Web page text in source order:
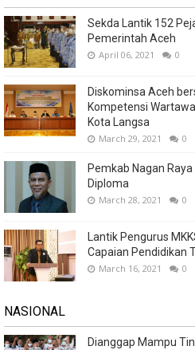
Sekda Lantik 152
Pemerintah Aceh
April 06, 2021 0
Diskominsa Aceh
Kompetensi
Kota Langsa
March 29, 2021 0
Pemkab Nagan
Diploma
March 28, 2021 0
Lantik Pengurus
Capaian Pendidikan
March 16, 2021 0
NASIONAL
Dianggap Mampu